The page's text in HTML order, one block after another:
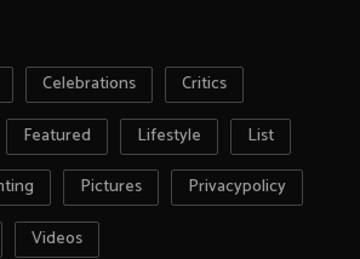
Celebrations
Critics
Featured Lifestyle
List
Pictures
Privacypolicy
Videos